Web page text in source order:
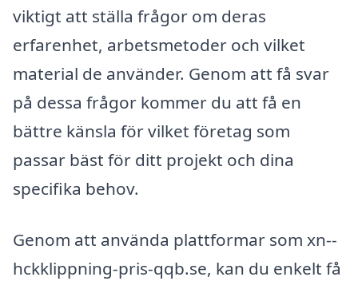
viktigt att ställa frågor om deras
erfarenhet, arbetsmetoder och vilket
material de använder. Genom att få svar
på dessa frågor kommer du att få en
bättre känsla för vilket företag som
passar bäst för ditt projekt och dina
specifika behov.
Genom att använda plattformar som xn--
hckklippning-pris-qqb.se, kan du enkelt få